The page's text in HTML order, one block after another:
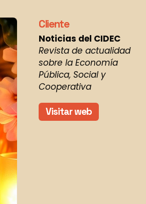
Cliente
Noticias del CIDEC
Revista de actualidad
sobre la Economía
Pública, Social y
Cooperativa
Visitar web